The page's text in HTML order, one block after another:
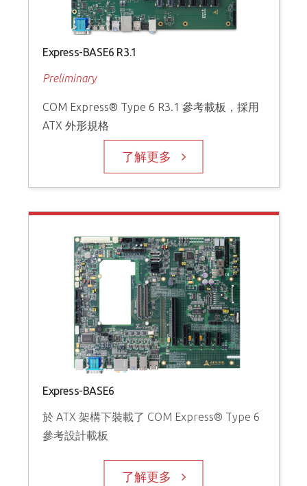
Express-BASE6 R3.1
Preliminary
COM Express® Type 6 R3.1 參考載板，採用
ATX 外形規格
了解更多
Express-BASE6
於 ATX 架構下裝載了 COM Express® Type 6
參考設計載板
了解更多